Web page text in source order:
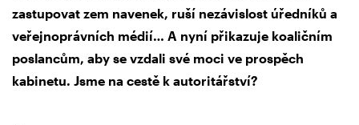
zastupovat zem navenek, ruší nezávislost úředníků a
veřejnoprávních médií… A nyní přikazuje koaličním
poslancům, aby se vzdali své moci ve prospěch
kabinetu. Jsme na cestě k autoritářství?